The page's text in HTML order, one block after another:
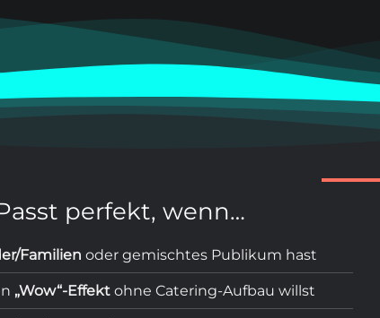
perfekt, wenn…
Familien oder gemischtes Publikum hast
„Wow“-Effekt ohne Catering-Aufbau willst